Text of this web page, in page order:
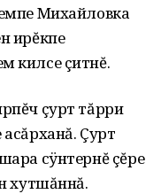
Михайловка
ирĕкпе
килсе çитнĕ.
çурт тăрри
Çурт
сÿнтернĕ çĕре
хутшăннă.